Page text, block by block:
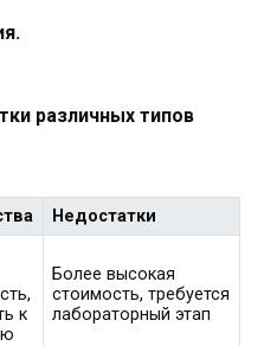
различных типов
Недостатки
к
Более высокая
стоимость, требуется
лабораторный этап